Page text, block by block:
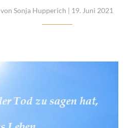
von Sonja Hupperich | 19. Juni 2021